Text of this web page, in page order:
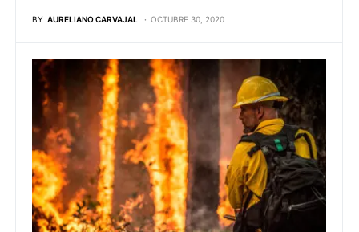
BY AURELIANO CARVAJAL OCTUBRE 30, 2020